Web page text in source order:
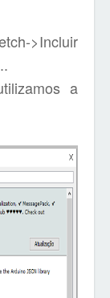
>Incluir
a